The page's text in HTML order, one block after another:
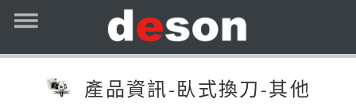
產品資訊-臥式換刀-其他